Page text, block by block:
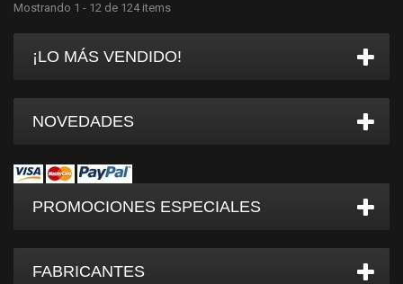
Mostrando 1 - 12 de 124 items
¡LO MÁS VENDIDO!
NOVEDADES
PROMOCIONES ESPECIALES
FABRICANTES